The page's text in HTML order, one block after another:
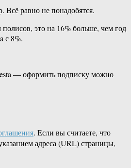
равно не понадобятся.
это на 16% больше, чем год
с 8%.
— оформить подписку можно
. Если вы считаете, что
адреса (URL) страницы,